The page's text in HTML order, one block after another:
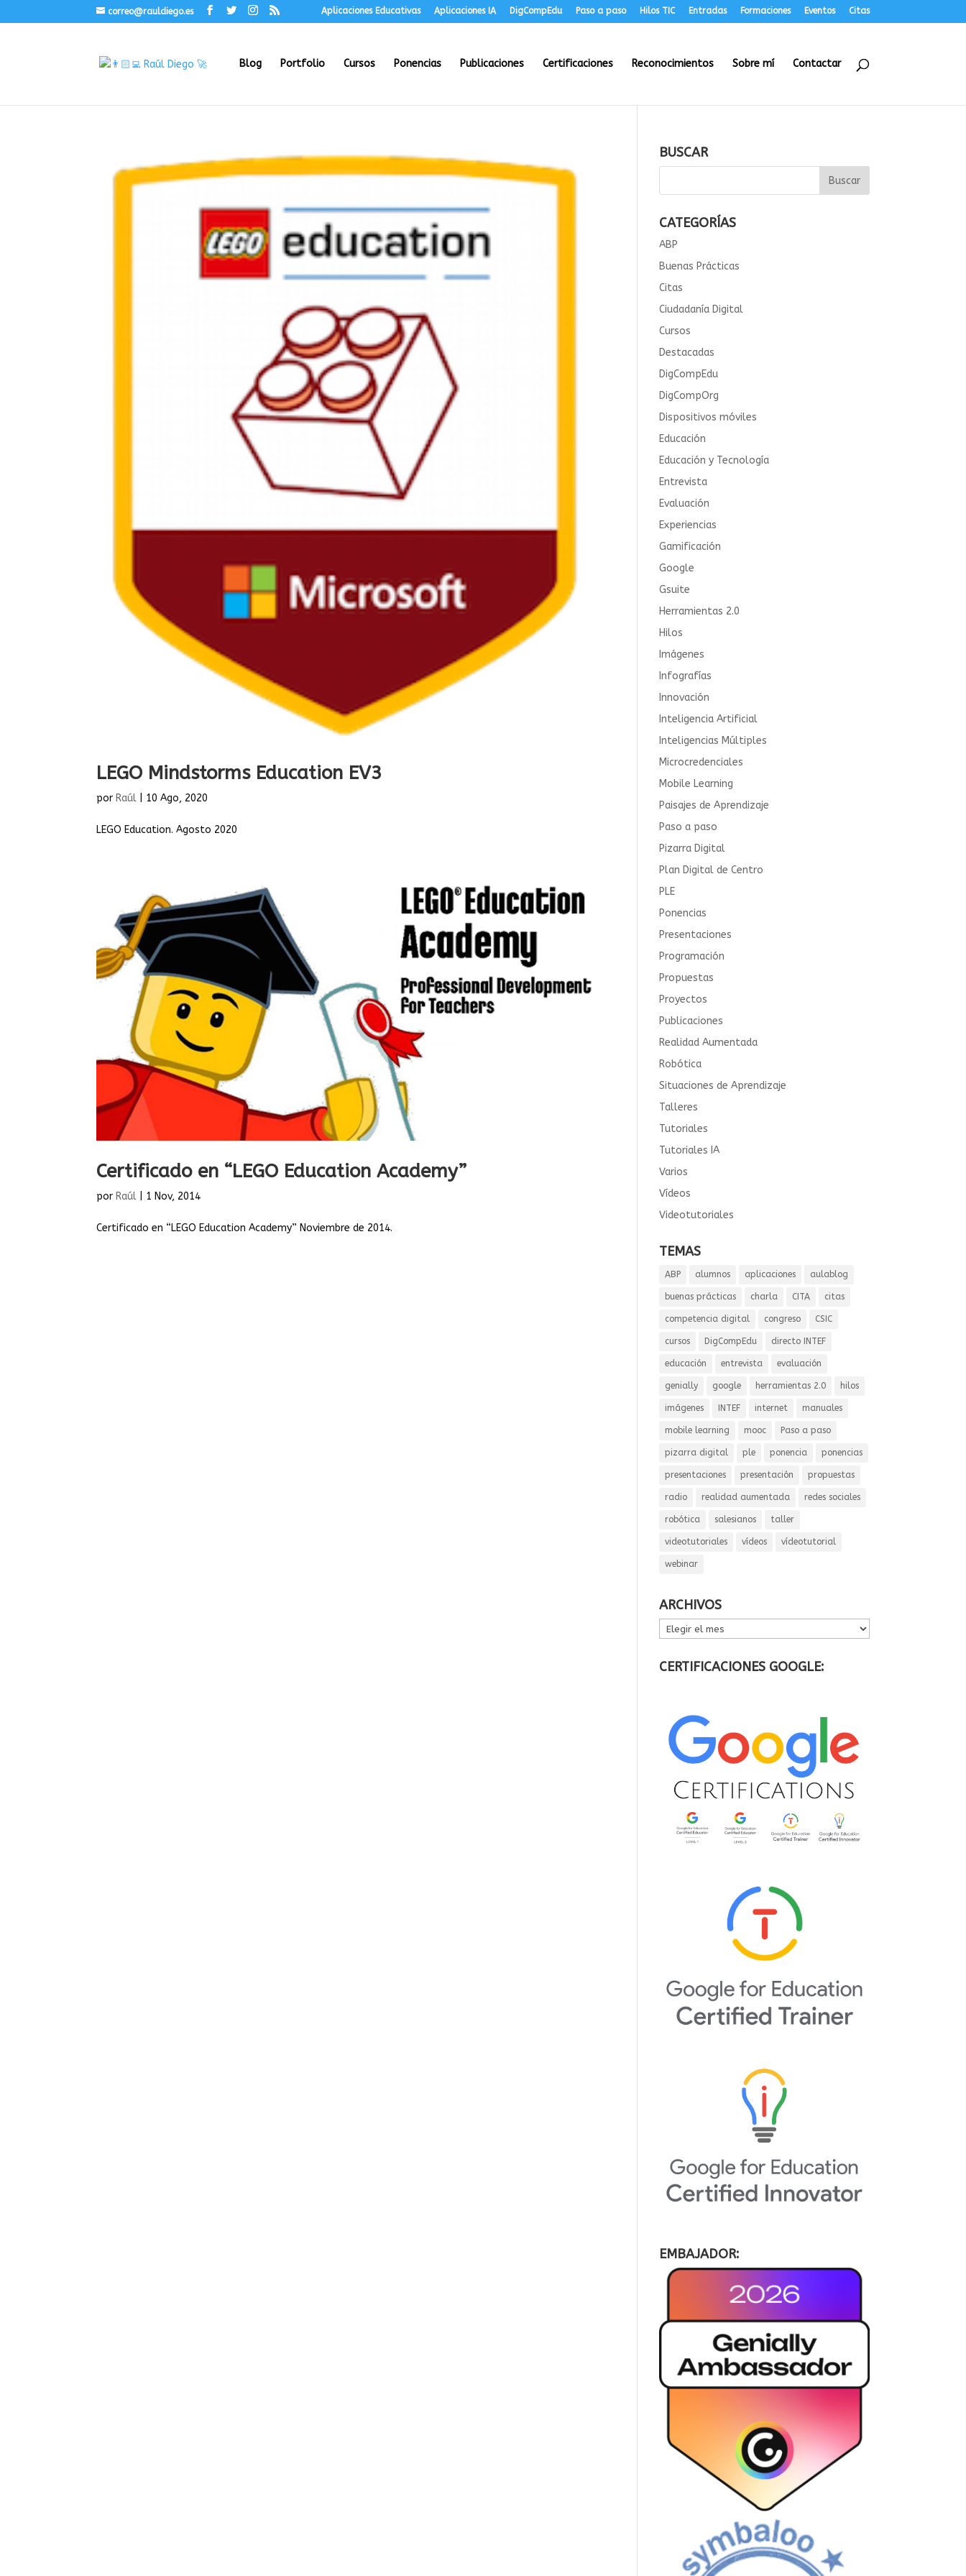
correo@rauldiego.es Aplicaciones Educativas Aplicaciones IA DigCompEdu Paso a paso Hilos TIC Entradas Formaciones Eventos Citas
Blog Portfolio Cursos Ponencias Publicaciones Certificaciones Reconocimientos Sobre mí Contactar
LEGO Mindstorms Education EV3
por Raúl 10 Ago, 2020
LEGO Education. Agosto 2020
Certificado en “LEGO Education Academy”
por Raúl 1 Nov, 2014
Certificado en “LEGO Education Academy” Noviembre de 2014.
BUSCAR
CATEGORÍAS
ABP
Buenas Prácticas
Citas
Ciudadanía Digital
Cursos
Destacadas
DigCompEdu
DigCompOrg
Dispositivos móviles
Educación
Educación y Tecnología
Entrevista
Evaluación
Experiencias
Gamificación
Google
Gsuite
Herramientas 2.0
Hilos
Imágenes
Infografías
Innovación
Inteligencia Artificial
Inteligencias Múltiples
Microcredenciales
Mobile Learning
Paisajes de Aprendizaje
Paso a paso
Pizarra Digital
Plan Digital de Centro
PLE
Ponencias
Presentaciones
Programación
Propuestas
Proyectos
Publicaciones
Realidad Aumentada
Robótica
Situaciones de Aprendizaje
Talleres
Tutoriales
Tutoriales IA
Varios
Vídeos
Videotutoriales
TEMAS
ABP alumnos aplicaciones aulablog
buenas prácticas charla CITA citas
competencia digital congreso CSIC
cursos DigCompEdu directo INTEF
educación entrevista evaluación
genially google herramientas 2.0 hilos
imágenes INTEF internet manuales
mobile learning mooc Paso a paso
pizarra digital ple ponencia ponencias
presentaciones presentación propuestas
radio realidad aumentada redes sociales
robótica salesianos taller
videotutoriales vídeos vídeotutorial
webinar
ARCHIVOS
ARCHIVOS
CERTIFICACIONES GOOGLE:
EMBAJADOR: